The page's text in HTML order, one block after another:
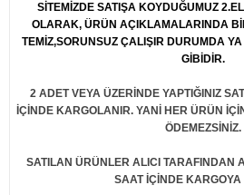
SİTEMİZDE SATIŞA KOYDUĞUMUZ
OLARAK, ÜRÜN AÇIKLAMALARINDA
TEMİZ,SORUNSUZ ÇALIŞIR DURUMDA
GİBİDİR.
2 ADET VEYA ÜZERİNDE YAPTIĞINIZ
İÇİNDE KARGOLANIR. YANİ HER ÜRÜN
ÖDEMEZSİNİZ.
SATILAN ÜRÜNLER ALICI TARAFINDAN
SAAT İÇİNDE